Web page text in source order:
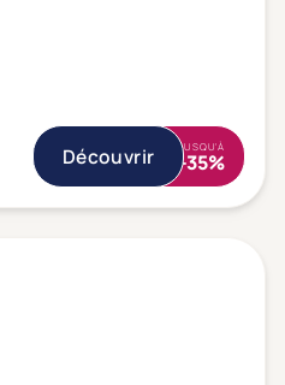
Découvrir JUSQU'À
-35%